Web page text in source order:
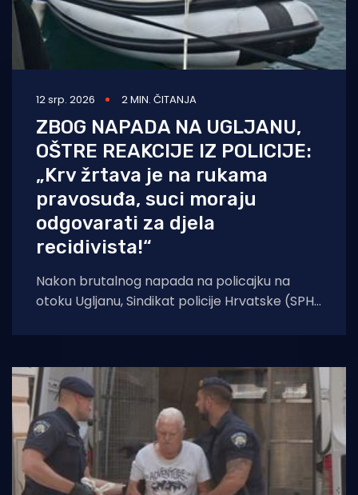
12 srp. 2026 2 MIN. ČITANJA
ZBOG NAPADA NA UGLJANU,
OŠTRE REAKCIJE IZ POLICIJE:
„Krv žrtava je na rukama
pravosuđa, suci moraju
odgovarati za djela
recidivista!“
Nakon brutalnog napada na policajku na
otoku Ugljanu, Sindikat policije Hrvatske (SPH)
upozoravajući